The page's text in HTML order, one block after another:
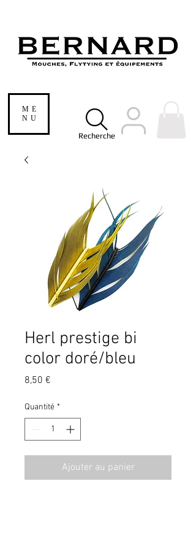
ME
NU
Recherche
Herl prestige bi
color doré/bleu
8,50 €
Quantité *
Ajouter au panier